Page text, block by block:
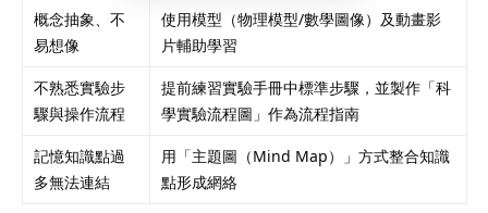
概念抽象、不
易想像
使用模型（物理模型/數學圖像）及動畫影
片輔助學習
不熟悉實驗步
驟與操作流程
提前練習實驗手冊中標準步驟，並製作「科
學實驗流程圖」作為流程指南
記憶知識點過
多無法連結
用「主題圖（Mind Map）」方式整合知識
點形成網絡